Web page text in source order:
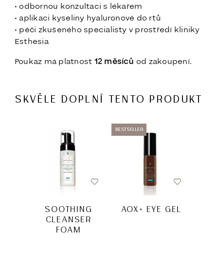
• odbornou konzultaci s lékařem
• aplikaci kyseliny hyaluronové do rtů
• péči zkušeného specialisty v prostředí kliniky
Esthesia
Poukaz má platnost 12 měsíců od zakoupení.
SKVĚLE DOPLNÍ TENTO PRODUKT
SOOTHING
CLEANSER
FOAM
BESTSELLER
AOX+ EYE GEL